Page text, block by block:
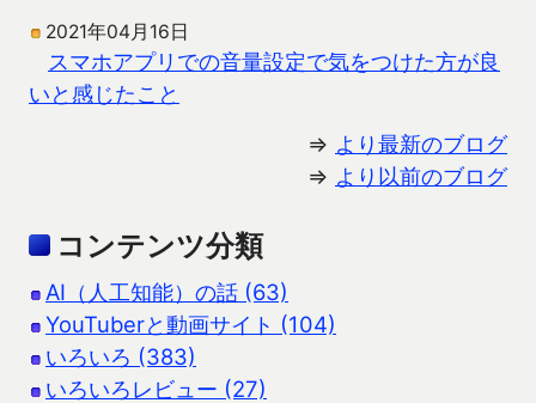
2021年04月16日
スマホアプリでの音量設定で気をつけた方が良
いと感じたこと
⇒ より最新のブログ
⇒ より以前のブログ
コンテンツ分類
AI（人工知能）の話 (63)
YouTuberと動画サイト (104)
いろいろ (383)
いろいろレビュー (27)